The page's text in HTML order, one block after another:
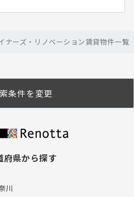
ナーズ・リノベーション賃貸物件一覧
条件を変更
府県から探す
川